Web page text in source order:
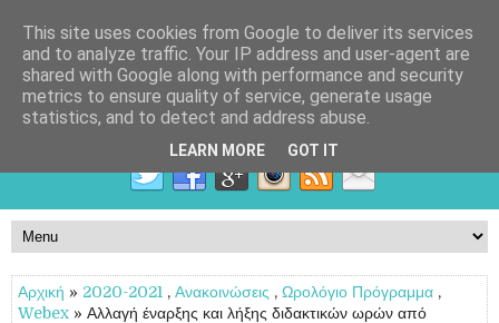
Αρχική » 2020-2021 , Ανακοινώσεις , Ωρολόγιο Πρόγραμμα ,
Webex » Αλλαγή έναρξης και λήξης διδακτικών ωρών από
This site uses cookies from Google to deliver its services
and to analyze traffic. Your IP address and user-agent are
shared with Google along with performance and security
metrics to ensure quality of service, generate usage
statistics, and to detect and address abuse.
LEARN MORE GOT IT